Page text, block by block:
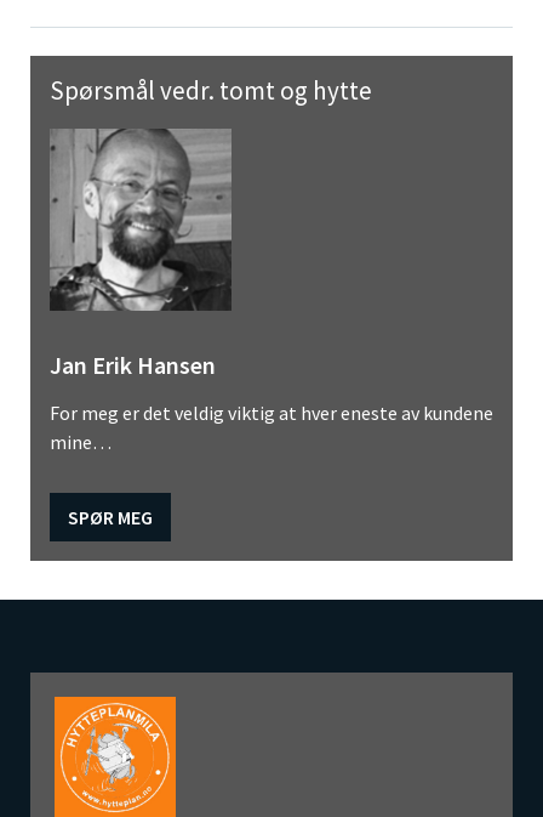
Spørsmål vedr. tomt og hytte
Jan Erik Hansen
For meg er det veldig viktig at hver eneste av kundene
mine…
SPØR MEG